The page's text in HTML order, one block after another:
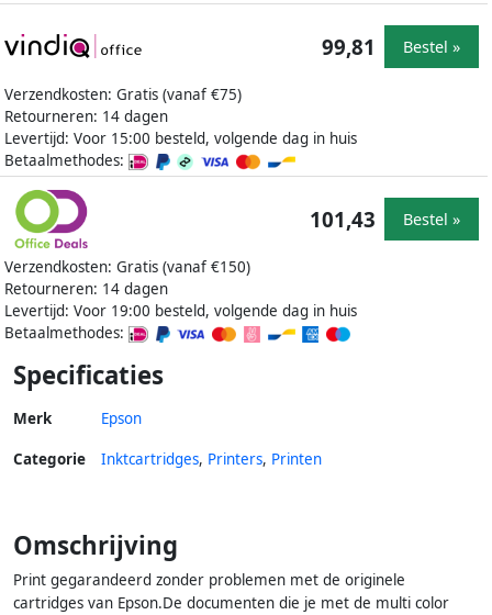
Verzendkosten: Gratis (vanaf €75)
Retourneren: 14 dagen
Levertijd: Voor 15:00 besteld, volgende dag in huis
Betaalmethodes:
99,81 Bestel »
Verzendkosten: Gratis (vanaf €150)
Retourneren: 14 dagen
Levertijd: Voor 19:00 besteld, volgende dag in huis
Betaalmethodes:
101,43 Bestel »
Specificaties
Merk Epson
Categorie Inktcartridges, Printers, Printen
Omschrijving
Print gegarandeerd zonder problemen met de originele
cartridges van Epson.De documenten die je met de multi color